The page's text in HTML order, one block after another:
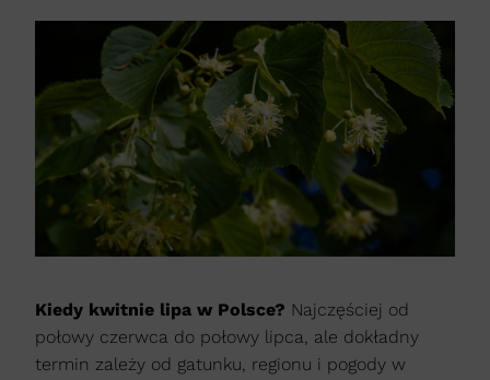
Kiedy kwitnie lipa w Polsce? Najczęściej od
połowy czerwca do połowy lipca, ale dokładny
termin zależy od gatunku, regionu i pogody w